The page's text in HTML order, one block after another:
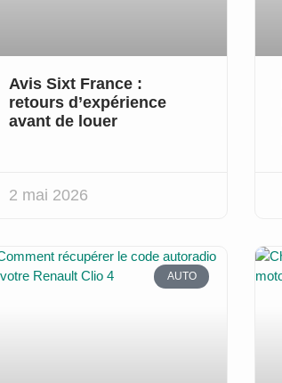
Avis Sixt France :
retours d’expérience
avant de louer
2 mai 2026
AUTO